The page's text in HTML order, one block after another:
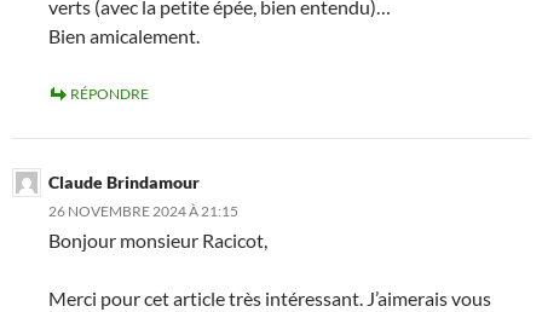
verts (avec la petite épée, bien entendu)…
Bien amicalement.
RÉPONDRE
Claude Brindamour
26 NOVEMBRE 2024 À 21:15
Bonjour monsieur Racicot,
Merci pour cet article très intéressant. J’aimerais vous